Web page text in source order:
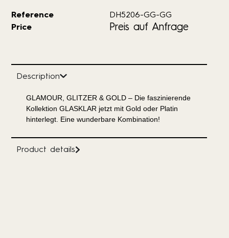
Reference
DH5206-GG-GG
Price
Preis auf Anfrage
Description
GLAMOUR, GLITZER & GOLD – Die faszinierende
Kollektion GLASKLAR jetzt mit Gold oder Platin
hinterlegt. Eine wunderbare Kombination!
Product details